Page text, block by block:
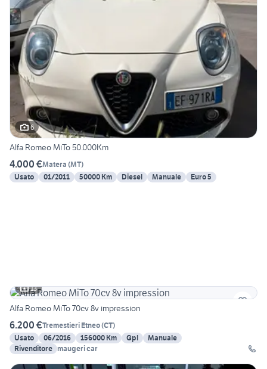
6
Alfa Romeo MiTo 50.000Km
4.000 €Matera (MT)
Usato
01/2011 50000 Km Diesel Manuale Euro 5
13
Alfa Romeo MiTo 70cv 8v impression
6.200 €Tremestieri Etneo(CT)
Usato
06/2016 156000 Km Gpl
Manuale
Rivenditore maugeri car